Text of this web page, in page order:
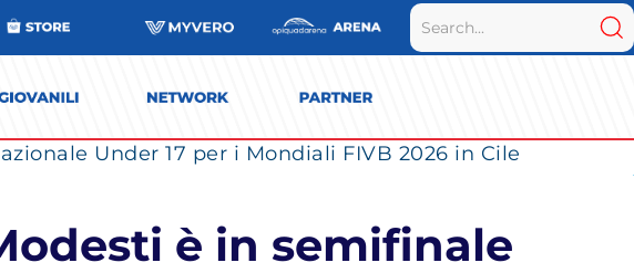
Under 17 per i Mondiali FIVB 2026 in Cile
è in semifinale